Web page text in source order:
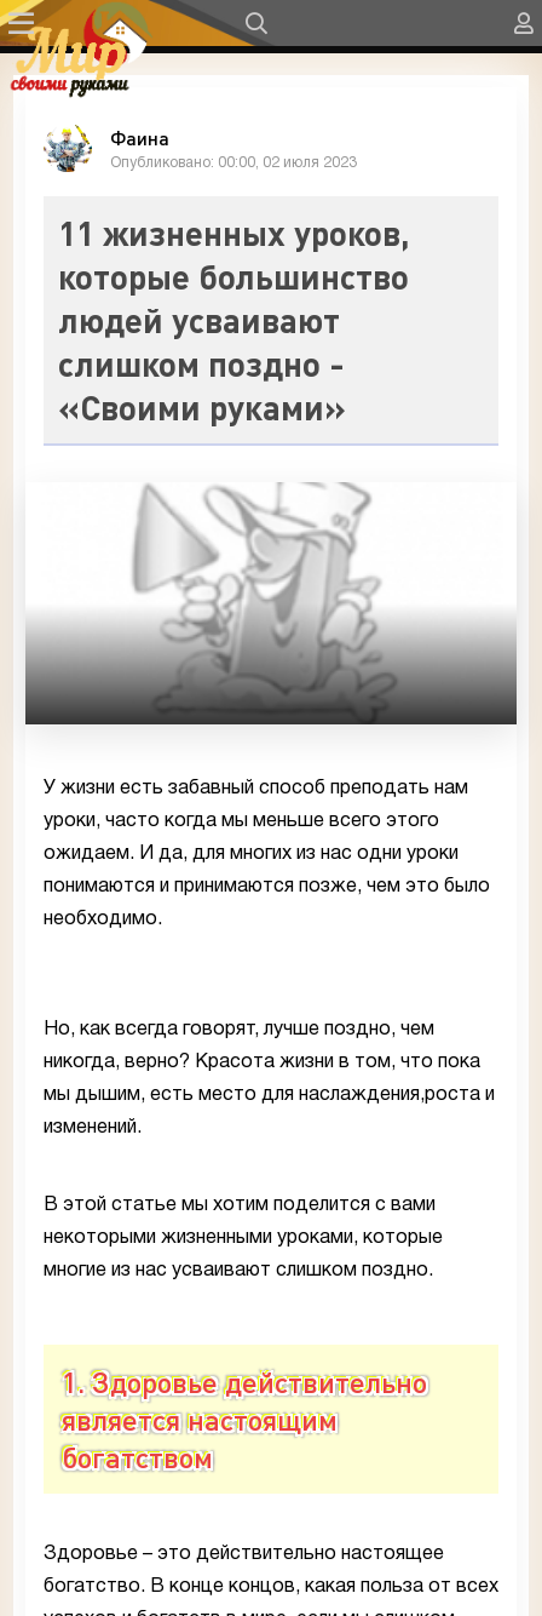
Фаина
Опубликовано: 00:00, 02 июля 2023
11 жизненных уроков,
которые большинство
людей усваивают
слишком поздно -
«Своими руками»
У жизни есть забавный способ преподать нам
уроки, часто когда мы меньше всего этого
ожидаем. И да, для многих из нас одни уроки
понимаются и принимаются позже, чем это было
необходимо.
Но, как всегда говорят, лучше поздно, чем
никогда, верно? Красота жизни в том, что пока
мы дышим, есть место для наслаждения,роста и
изменений.
В этой статье мы хотим поделится с вами
некоторыми жизненными уроками, которые
многие из нас усваивают слишком поздно.
1. Здоровье действительно
является настоящим
богатством
Здоровье – это действительно настоящее
богатство. В конце концов, какая польза от всех